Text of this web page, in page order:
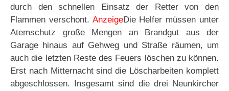
durch den schnellen Einsatz der Retter von den
Flammen verschont. AnzeigeDie Helfer müssen unter
Atemschutz große Mengen an Brandgut aus der
Garage hinaus auf Gehweg und Straße räumen, um
auch die letzten Reste des Feuers löschen zu können.
Erst nach Mitternacht sind die Löscharbeiten komplett
abgeschlossen. Insgesamt sind die drei Neunkircher